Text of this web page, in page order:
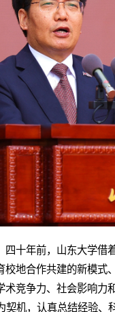
四十年前，山东大学借
地合作共建的新模
竞争力、社会影响
机，认真总结经验